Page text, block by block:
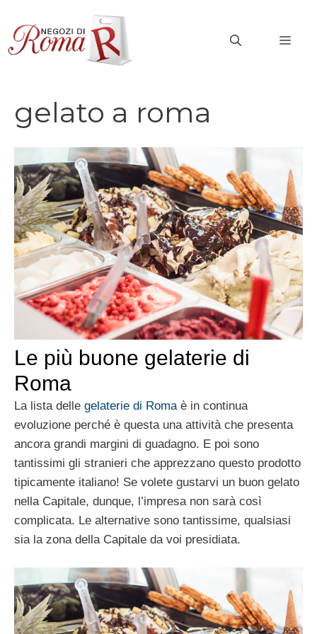
contenuto
gelato a roma
Le più buone gelaterie di
Roma
La lista delle gelaterie di Romaè in continua
evoluzione perché è questa una attività che presenta
ancora grandi margini di guadagno. E poi sono
tantissimi gli stranieri che apprezzano questo prodotto
tipicamente italiano! Se volete gustarvi un buon gelato
nella Capitale, dunque, l’impresa non sarà così
complicata. Le alternative sono tantissime, qualsiasi
sia la zona della Capitale da voi presidiata.